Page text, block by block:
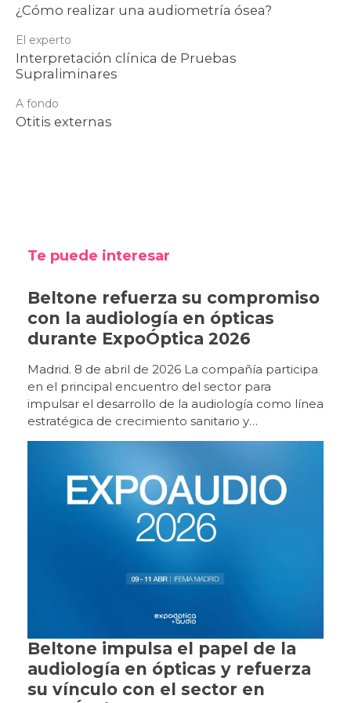
¿Cómo realizar una audiometría ósea?
El experto
Interpretación clínica de Pruebas
Supraliminares
A fondo
Otitis externas
Te puede interesar
Beltone refuerza su compromiso
con la audiología en ópticas
durante ExpoÓptica 2026
Madrid. 8 de abril de 2026 La compañía participa
en el principal encuentro del sector para
impulsar el desarrollo de la audiología como línea
estratégica de crecimiento sanitario y
empresarial. Beltone participa un año más en
profesional del sector óptico y audiológico en
España, que se celebra del 9 al 11 de abril en
IFEMA Madrid (pabellón 10, stand E12). Con
motivo de esta edición, la compañía presentará
un espacio expositivo orientado a la experiencia
podrán interactuar con las soluciones
aplicación práctica en el ámbito audiológico.
Ubicación: Stand Beltone. Pabellón 10 | 10E12
Horario: De 10:00 a 20:00 Entre los principales
contenidos del stand destacan: Novedades de
producto Presentación de las últimas
innovaciones y del portfolio completo de
Beltone impulsa el papel de la
audiología en ópticas y refuerza
su vínculo con el sector en